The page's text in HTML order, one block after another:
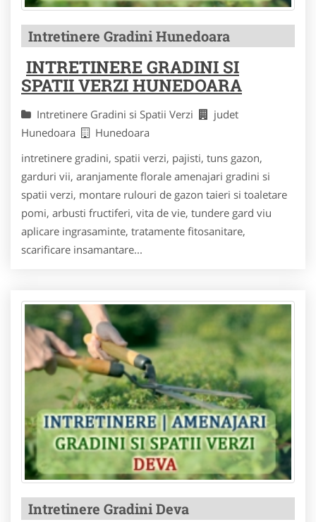
Intretinere Gradini Hunedoara
INTRETINERE GRADINI SI
SPATII VERZI HUNEDOARA
Intretinere Gradini si Spatii Verzi
judet
Hunedoara
Hunedoara
intretinere gradini, spatii verzi, pajisti, tuns gazon,
garduri vii, aranjamente florale amenajari gradini si
spatii verzi, montare rulouri de gazon taieri si toaletare
pomi, arbusti fructiferi, vita de vie, tundere gard viu
aplicare ingrasaminte, tratamente fitosanitare,
scarificare insamantare...
Intretinere Gradini Deva